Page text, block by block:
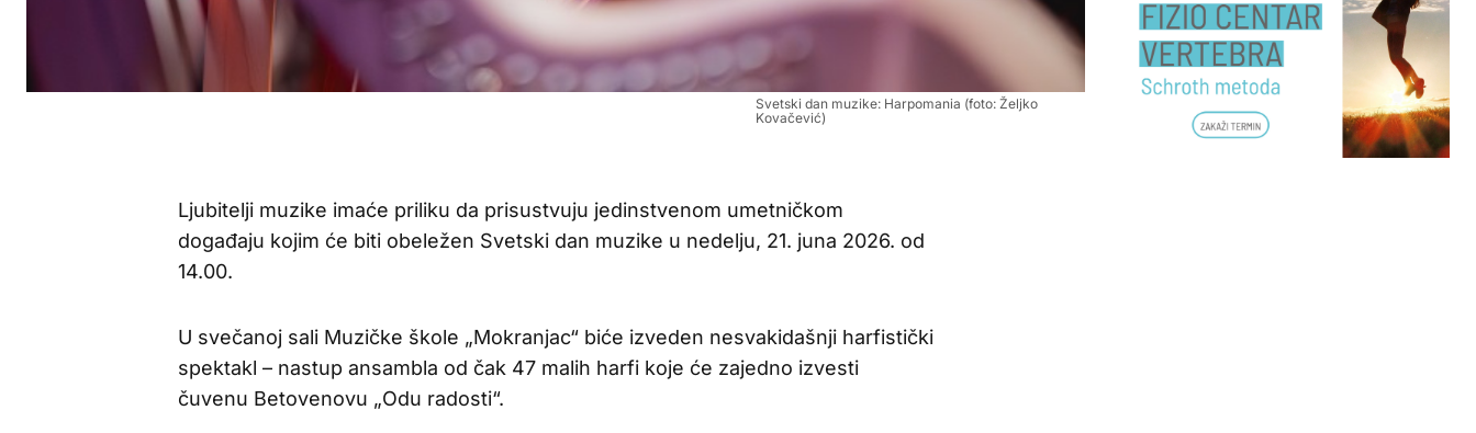
Svetski dan muzike: Harpomania (foto: Željko
Kovačević)
Ljubitelji muzike imaće priliku da prisustvuju jedinstvenom umetničkom
događaju kojim će biti obeležen Svetski dan muzike u nedelju, 21. juna 2026. od
14.00.
U svečanoj sali Muzičke škole „Mokranjac“ biće izveden nesvakidašnji harfistički
spektakl – nastup ansambla od čak 47 malih harfi koje će zajedno izvesti
čuvenu Betovenovu „Odu radosti“.